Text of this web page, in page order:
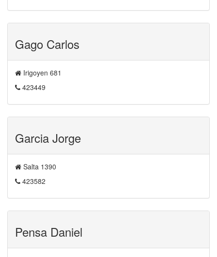
Gago Carlos
Irigoyen 681
423449
Garcia Jorge
Salta 1390
423582
Pensa Daniel